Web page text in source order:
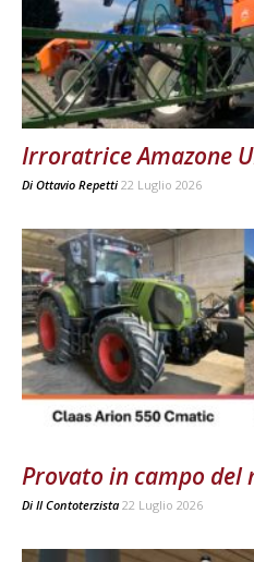
Irroratrice Amazone
Di Ottavio Repetti 22 Luglio 2026
Provato in campo del
Di Il Contoterzista 22 Luglio 2026